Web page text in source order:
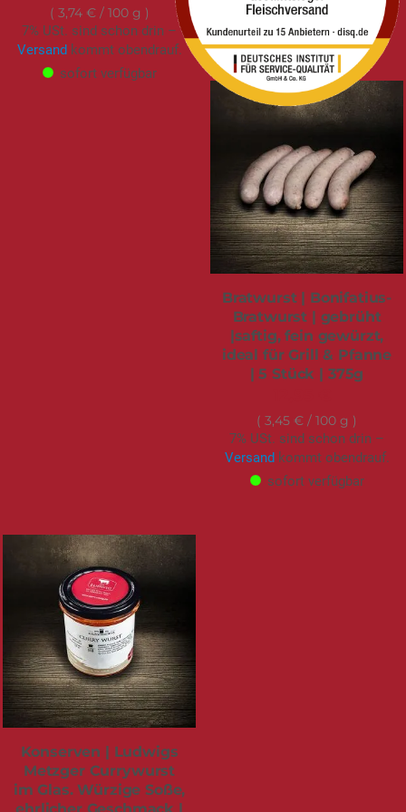
3,74 €/ 100 g
7% USt. sind schon drin –
Versand kommt obendrauf.
sofort verfügbar
Versandkommt obendrauf.
sofort verfügbar
Bratwurst | Bonifatius-
Bratwurst | gebrüht
|saftig, fein gewürzt,
ideal für Grill & Pfanne
| 5 Stück | 375g
3,45 € / 100 g
7% USt. sind schon drin –
Versand kommt obendrauf.
sofort verfügbar
Konserven | Ludwigs
Metzger Currywurst
im Glas. Würzige Soße,